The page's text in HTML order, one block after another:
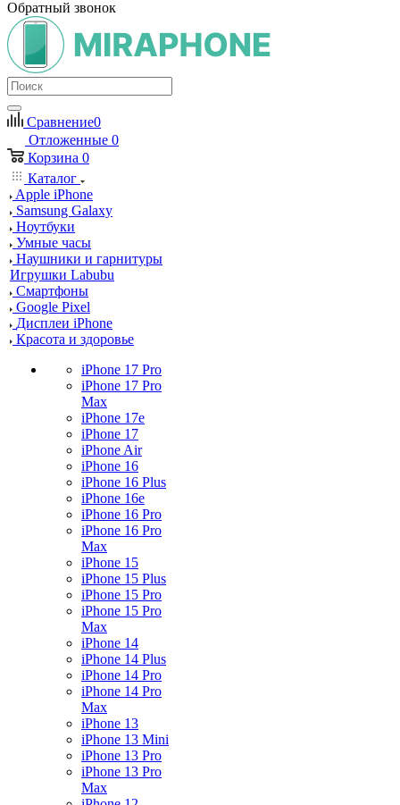
Обратный звонок
Сравнение0
Отложенные 0
Корзина 0
Каталог
Apple iPhone
Samsung Galaxy
Ноутбуки
Умные часы
Наушники и гарнитуры
Игрушки Labubu
Смартфоны
Google Pixel
Дисплеи iPhone
Красота и здоровье
iPhone 17 Pro
iPhone 17 Pro
Max
iPhone 17e
iPhone 17
iPhone Air
iPhone 16
iPhone 16 Plus
iPhone 16e
iPhone 16 Pro
iPhone 16 Pro
Max
iPhone 15
iPhone 15 Plus
iPhone 15 Pro
iPhone 15 Pro
Max
iPhone 14
iPhone 14 Plus
iPhone 14 Pro
iPhone 14 Pro
Max
iPhone 13
iPhone 13 Mini
iPhone 13 Pro
iPhone 13 Pro
Max